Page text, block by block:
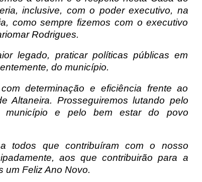
inclusive, com o poder executivo, na
como sempre fizemos com o executivo
Rodrigues.
legado, praticar políticas públicas em
do município.
determinação e eficiência frente ao
Altaneira. Prosseguiremos lutando pelo
município e pelo bem estar do povo
todos que contribuíram com o nosso
aos que contribuirão para a
um Feliz Ano Novo.